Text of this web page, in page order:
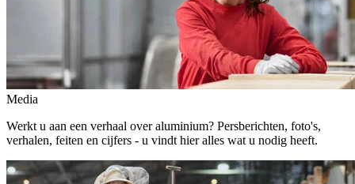
Media
Werkt u aan een verhaal over aluminium? Persberichten, foto's,
verhalen, feiten en cijfers - u vindt hier alles wat u nodig heeft.